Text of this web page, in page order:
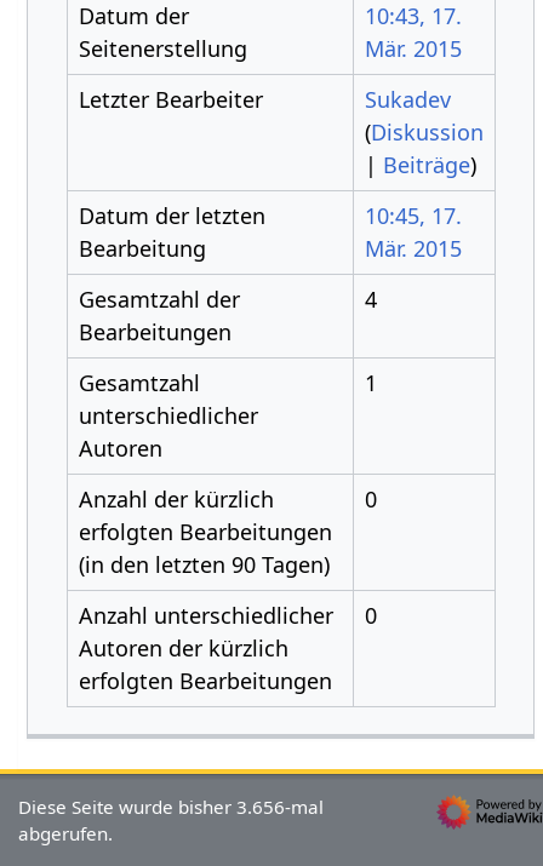
Datum der
Seitenerstellung
10:43, 17.
Mär. 2015
Letzter Bearbeiter
Sukadev
(Diskussion
| Beiträge)
Datum der letzten
Bearbeitung
10:45, 17.
Mär. 2015
Gesamtzahl der
Bearbeitungen
4
Gesamtzahl
unterschiedlicher
Autoren
1
Anzahl der kürzlich
erfolgten Bearbeitungen
(in den letzten 90 Tagen)
0
Anzahl unterschiedlicher
Autoren der kürzlich
erfolgten Bearbeitungen
0
Diese Seite wurde bisher 3.656-mal
abgerufen.